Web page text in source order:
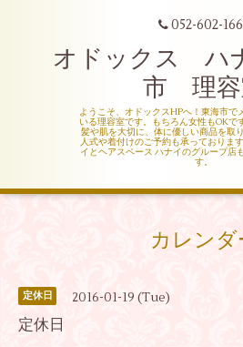
052-602-
オドックス ハ
市 理容
ようこそ、オドックスHPへ！東海市で
いる理容室です。もちろん女性もOKで
髪や肌を大切に、体に優しい商品を取
人式や着付けのご予約も承っておりま
イとヘアスペース ハナイのグループ店
す。
カレンダ
定休日 2016-01-19 (Tue)
定休日